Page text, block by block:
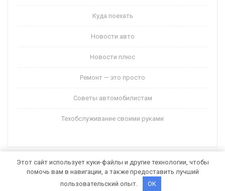
Куда поехать
Новости авто
Новости плюс
Ремонт — это просто
Советы автомобилистам
Техобслуживание своими руками
Auto Motors WordPress Theme от Themespride
Этот сайт использует куки-файлы и другие технологии, чтобы
помочь вам в навигации, а также предоставить лучший
пользовательский опыт.
OK